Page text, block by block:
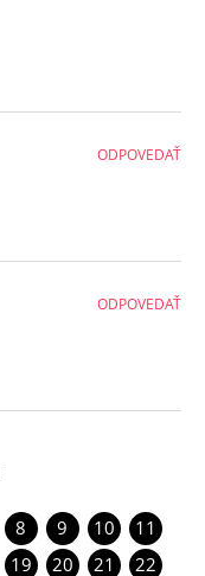
ODPOVEDAŤ
ODPOVEDAŤ
8 9 10
11
19 20 21 22